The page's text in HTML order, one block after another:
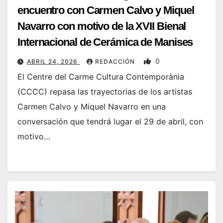
encuentro con Carmen Calvo y Miquel
Navarro con motivo de la XVII Bienal
Internacional de Cerámica de Manises
ABRIL 24, 2026 REDACCIÓN 0
El Centre del Carme Cultura Contemporània
(CCCC) repasa las trayectorias de los artistas
Carmen Calvo y Miquel Navarro en una
conversación que tendrá lugar el 29 de abril, con
motivo…